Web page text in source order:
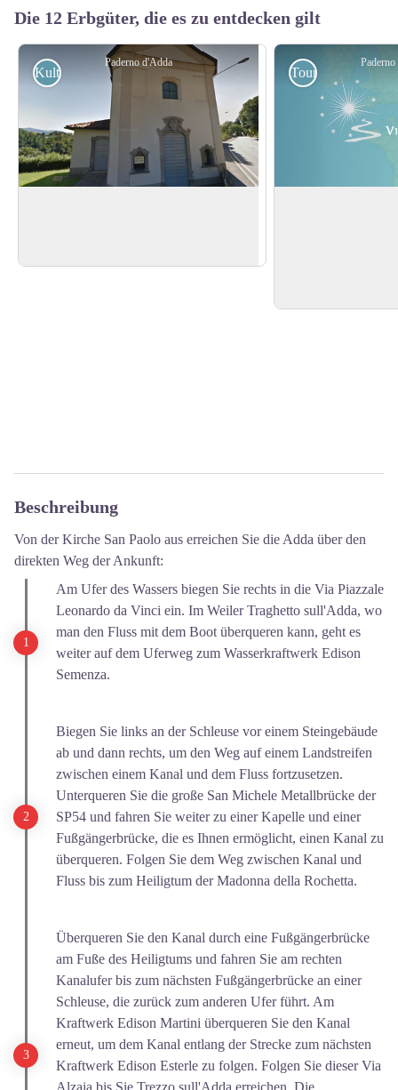
Die 12 Erbgüter, die es zu entdecken gilt
Paderno d'Adda
View picture in full screen
Kulturell Touristisch
Beschreibung
Von der Kirche San Paolo aus erreichen Sie die Adda über den
direkten Weg der Ankunft:
Am Ufer des Wassers biegen Sie rechts in die Via Piazzale
Leonardo da Vinci ein. Im Weiler Traghetto sull'Adda, wo
man den Fluss mit dem Boot überqueren kann, geht es
weiter auf dem Uferweg zum Wasserkraftwerk Edison
Semenza.
Biegen Sie links an der Schleuse vor einem Steingebäude
ab und dann rechts, um den Weg auf einem Landstreifen
zwischen einem Kanal und dem Fluss fortzusetzen.
Unterqueren Sie die große San Michele Metallbrücke der
SP54 und fahren Sie weiter zu einer Kapelle und einer
Fußgängerbrücke, die es Ihnen ermöglicht, einen Kanal zu
überqueren. Folgen Sie dem Weg zwischen Kanal und
Fluss bis zum Heiligtum der Madonna della Rochetta.
Überqueren Sie den Kanal durch eine Fußgängerbrücke
am Fuße des Heiligtums und fahren Sie am rechten
Kanalufer bis zum nächsten Fußgängerbrücke an einer
Schleuse, die zurück zum anderen Ufer führt. Am
Kraftwerk Edison Martini überqueren Sie den Kanal
erneut, um dem Kanal entlang der Strecke zum nächsten
Kraftwerk Edison Esterle zu folgen. Folgen Sie dieser Via
Alzaia bis Sie Trezzo sull'Adda erreichen. Die